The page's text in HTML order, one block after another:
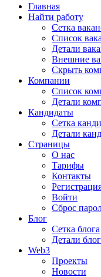
Главная
Найти работу
Сетка
Список
Детали
Внешние
Скрыть
Компании
Список
Детали
Кандидаты
Сетка
Детали
Страницы
О нас
Тарифы
Контакты
Войти
Сброс
Блог
Сетка блога
Детали
Web3
Проекты
Новости